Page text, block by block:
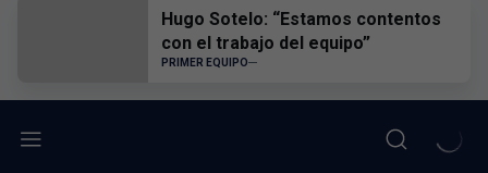
Hugo Sotelo: “Estamos contentos
con el trabajo del equipo”
PRIMER EQUIPO